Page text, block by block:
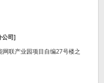
公司]
联产业园项目自编27号楼之